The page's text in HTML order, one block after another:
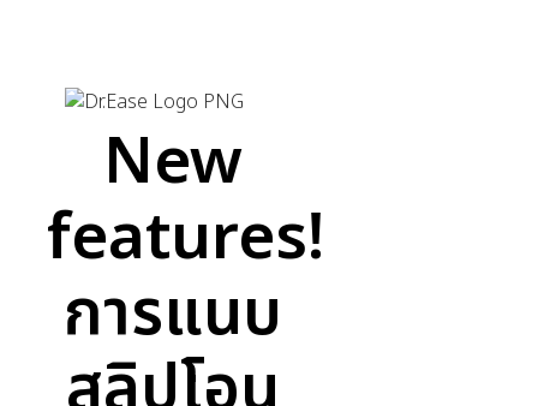
New
features!
การแนบ